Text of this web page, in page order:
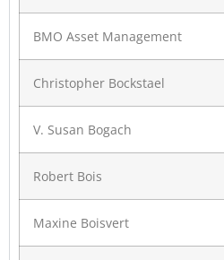
BMO Asset Management
Christopher Bockstael
V. Susan Bogach
Robert Bois
Maxine Boisvert